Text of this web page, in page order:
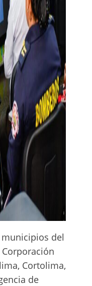
del
Cortolima,
de